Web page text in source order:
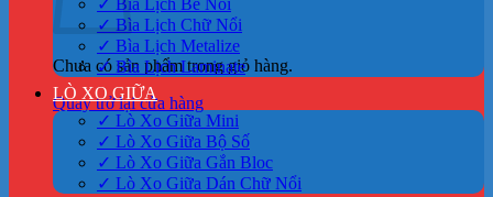
Chưa có sản phẩm trong giỏ hàng.
Quay trở lại cửa hàng
✓ Bìa Lịch Bế Nổi
✓ Bìa Lịch Chữ Nổi
✓ Bìa Lịch Metalize
✓ Bìa Lịch Laminate
LÒ XO GIỮA
✓ Lò Xo Giữa Mini
✓ Lò Xo Giữa Bộ Số
✓ Lò Xo Giữa Gắn Bloc
✓ Lò Xo Giữa Dán Chữ Nổi